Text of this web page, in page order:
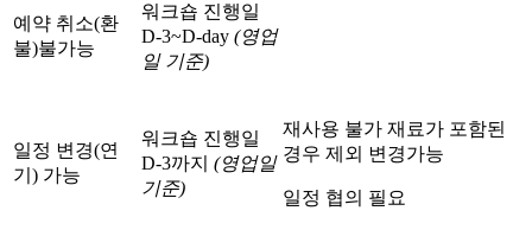
예약 취소(환
불)불가능
워크숍 진행일
D-3~D-day (영업
일 기준)
일정 변경(연
기) 가능
워크숍 진행일
D-3까지 (영업일
기준)
재사용 불가 재료가 포함된
경우 제외 변경가능
일정 협의 필요